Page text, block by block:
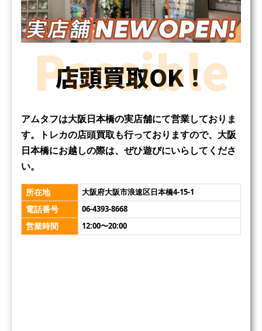
店頭買取OK！
アムタフは大阪日本橋の実店舗にて営業しておりま
す。トレカの店頭買取も行っておりますので、大阪
日本橋にお越しの際は、ぜひ遊びにいらしてくださ
い。
所在地 大阪府大阪市浪速区日本橋4-15-1
電話番号 06-4393-8668
営業時間 12:00〜20:00